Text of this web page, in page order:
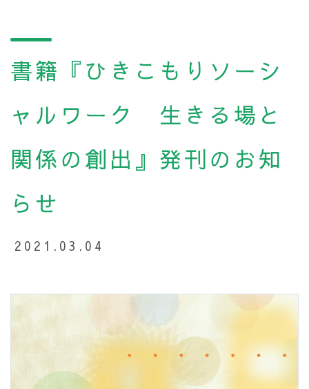
書籍『ひきこもりソーシ
ャルワーク 生きる場と
関係の創出』発刊のお知
らせ
2021.03.04